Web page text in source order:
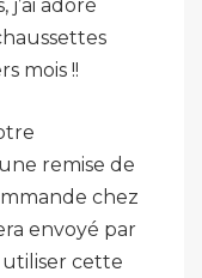
j’ai adoré
mois !!
remise de
chez
envoyé par
cette